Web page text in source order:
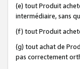
(e) tout Produit
intermédiaire, sans
(f) tout Produit
(g) tout achat de
pas correctement